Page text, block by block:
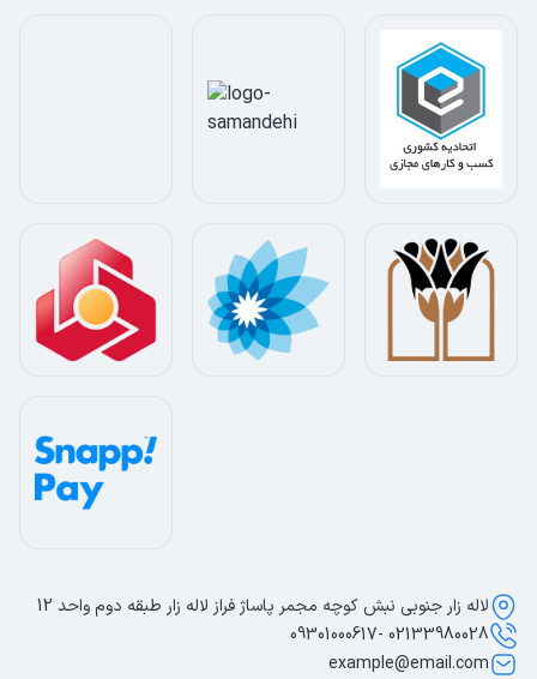
لاله زار جنوبی نبش کوچه مجمر پاساژ فراز لاله زار طبقه دوم واحد 12
02133980028 -09301000617
example@email.com